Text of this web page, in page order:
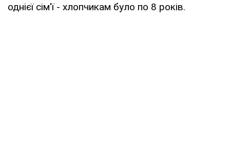
однієї сім'ї - хлопчикам було по 8 років.